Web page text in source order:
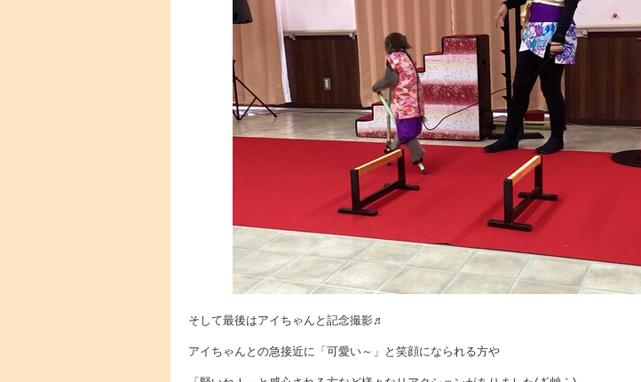
そして最後はアイちゃんと記念撮影♬
アイちゃんとの急接近に「可愛い～」と笑顔になられる方や